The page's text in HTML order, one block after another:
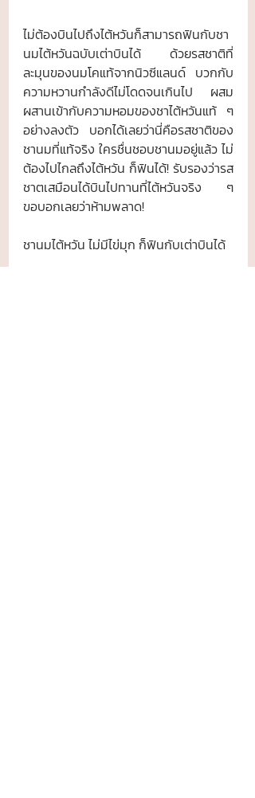
ไม่ต้องบินไปถึงไต้หวันก็สามารถฟินกับชา
นมไต้หวันฉบับเต่าบินได้ ด้วยรสชาติที่
ละมุนของนมโคแท้จากนิวซีแลนด์ บวกกับ
ความหวานกำลังดีไม่โดดจนเกินไป ผสม
ผสานเข้ากับความหอมของชาไต้หวันแท้ ๆ
อย่างลงตัว บอกได้เลยว่านี่คือรสชาติของ
ชานมที่แท้จริง ใครชื่นชอบชานมอยู่แล้ว ไม่
ต้องไปไกลถึงไต้หวัน ก็ฟินได้! รับรองว่ารส
ชาตเสมือนได้บินไปทานที่ไต้หวันจริง ๆ
ขอบอกเลยว่าห้ามพลาด!
ชานมไต้หวัน ไม่มีไข่มุก ก็ฟินกับเต่าบินได้